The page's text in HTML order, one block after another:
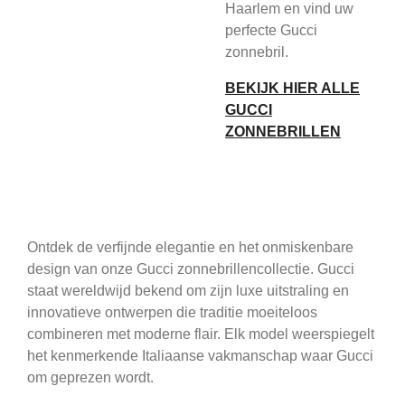
Haarlem en vind uw
perfecte Gucci
zonnebril.
BEKIJK HIER ALLE
GUCCI
ZONNEBRILLEN
Ontdek de verfijnde elegantie en het onmiskenbare
design van onze Gucci zonnebrillencollectie. Gucci
staat wereldwijd bekend om zijn luxe uitstraling en
innovatieve ontwerpen die traditie moeiteloos
combineren met moderne flair. Elk model weerspiegelt
het kenmerkende Italiaanse vakmanschap waar Gucci
om geprezen wordt.